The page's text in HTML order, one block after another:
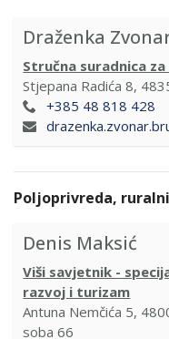
Draženka
Stručna suradnica
Stjepana Radića 8,
+385 48 818 428
Poljoprivreda,
Denis Maksić
Viši savjetnik -
razvoj i turizam
Antuna Nemčića 5,
soba 66